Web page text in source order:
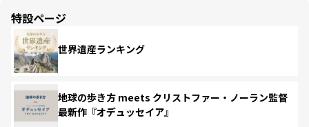
特設ページ
世界遺産ランキング
地球の歩き方 meets クリストファー・ノーラン監督
最新作『オデュッセイア』